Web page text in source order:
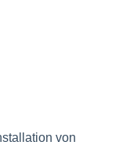
von